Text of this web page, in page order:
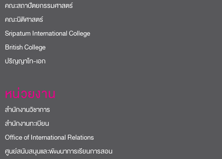
คณะสถาปัตยกรรมศาสตร์
คณะนิติศาสตร์
Sripatum International College
British College
ปริญญาโท-เอก
หน่วยงาน
สำนักงานวิชาการ
สำนักงานทะเบียน
Office of International Relations
ศูนย์สนับสนุนและพัฒนาการเรียนการสอน